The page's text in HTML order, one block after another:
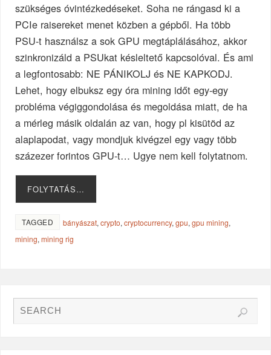
szükséges óvintézkedéseket. Soha ne rángasd ki a
PCIe raisereket menet közben a gépből. Ha több
PSU-t használsz a sok GPU megtáplálásához, akkor
szinkronizáld a PSUkat késleltető kapcsolóval. És ami
a legfontosabb: NE PÁNIKOLJ és NE KAPKODJ.
Lehet, hogy elbuksz egy óra mining időt egy-egy
probléma végiggondolása és megoldása miatt, de ha
a mérleg másik oldalán az van, hogy pl kisütöd az
alaplapodat, vagy mondjuk kivégzel egy vagy több
százezer forintos GPU-t… Ugye nem kell folytatnom.
FOLYTATÁS…
TAGGED bányászat,crypto,cryptocurrency,gpu,gpu mining,
mining,mining rig